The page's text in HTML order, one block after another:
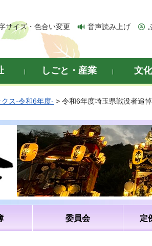
サイズ・色合い変更 音声読み上げ
しごと・産業 文
ス-令和6年度- > 令和6年度埼玉県戦没者追
委員会 定